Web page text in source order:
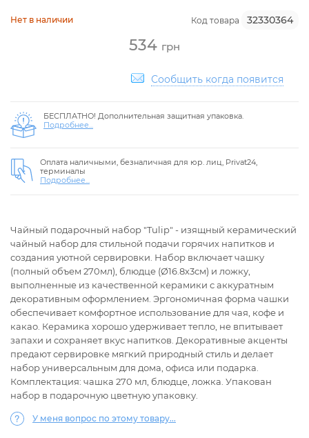
Нет в наличии Код товара 32330364
534 грн
Сообщить когда появится
БЕСПЛАТНО! Дополнительная защитная упаковка.
Подробнее...
Оплата наличными, безналичная для юр. лиц, Privat24,
терминалы
Подробнее...
Чайный подарочный набор "Tulip" - изящный керамический
чайный набор для стильной подачи горячих напитков и
создания уютной сервировки. Набор включает чашку
(полный объем 270мл), блюдце (Ø16.8х3см) и ложку,
выполненные из качественной керамики с аккуратным
декоративным оформлением. Эргономичная форма чашки
обеспечивает комфортное использование для чая, кофе и
какао. Керамика хорошо удерживает тепло, не впитывает
запахи и сохраняет вкус напитков. Декоративные акценты
предают сервировке мягкий природный стиль и делает
набор универсальным для дома, офиса или подарка.
Комплектация: чашка 270 мл, блюдце, ложка. Упакован
набор в подарочную цветную упаковку.
У меня вопрос по этому товару...